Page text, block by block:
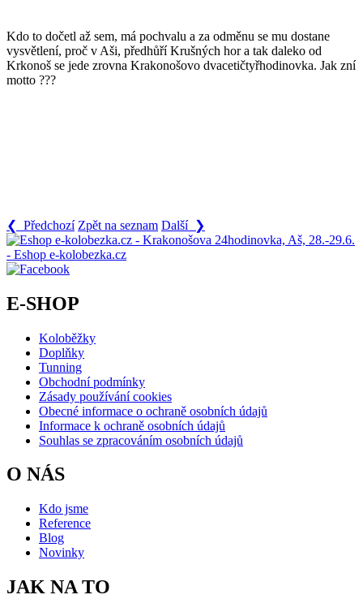
Kdo to dočetl až sem, má pochvalu a za odměnu se mu dostane
vysvětlení, proč v Aši, předhůří Krušných hor a tak daleko od
Krkonoš se jede zrovna Krakonošovo dvacetičtyřhodinovka. Jak zní
motto ???
❮ Předchozí Zpět na seznam Další ❯
E-SHOP
Koloběžky
Doplňky
Tunning
Obchodní podmínky
Zásady používání cookies
Obecné informace o ochraně osobních údajů
Informace k ochraně osobních údajů
Souhlas se zpracováním osobních údajů
O NÁS
Kdo jsme
Reference
Blog
Novinky
JAK NA TO